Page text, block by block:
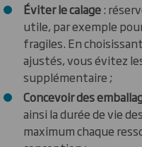
Éviter le calage:
utile, par exemple
fragiles. En
ajustés, vous évitez
supplémentaire ;
Concevoir des
ainsi la durée de vie
maximum chaque